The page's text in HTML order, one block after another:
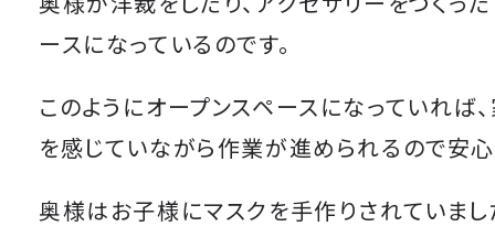
ースになっているのです。
このようにオープンスペースになっていれば
を感じていながら作業が進められるので安心
奥様はお子様にマスクを手作りされていまし